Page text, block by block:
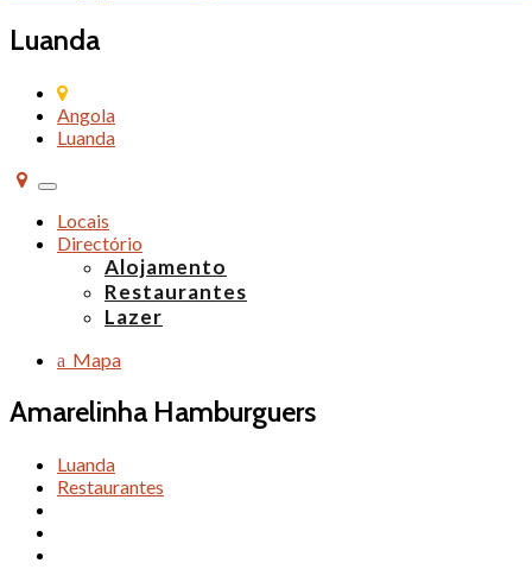
Luanda
Angola
Luanda
Alternar
de
navegação
Locais
Directório
Alojamento
Restaurantes
Lazer
Mapa
Amarelinha Hamburguers
Luanda
Restaurantes